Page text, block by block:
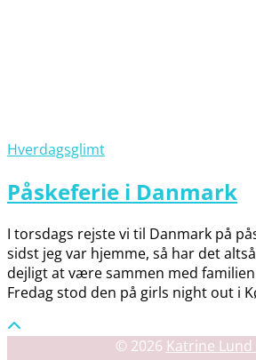
Hverdagsglimt
Påskeferie i Danmark
I torsdags rejste vi til Danmark på
sidst jeg var hjemme, så har det
dejligt at være sammen med
Fredag stod den på girls night out i
© 2026 Katrine Lund